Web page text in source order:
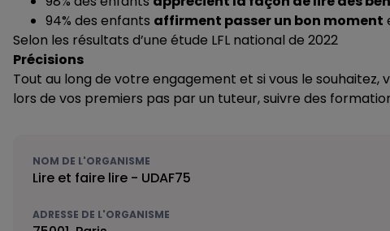
94% des enfants affirment passer un bon moment
Selon les résultats d’une étude LFL national de 2022
Précisions
Tout au long de votre engagement et si vous le souhaitez,
lors de vos premiers pas par un tuteur, suivre des
NOM DE L'ORGANISME
Lire et faire lire - UDAF75
ADRESSE DE L'ORGANISME